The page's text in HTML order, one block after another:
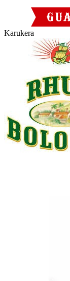
Karukera